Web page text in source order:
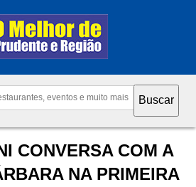
CONVERSA COM A
NA PRIMEIRA